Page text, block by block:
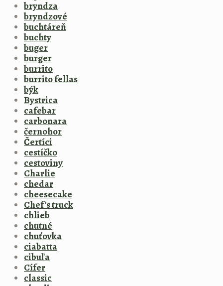
bryndza
bryndzové
buchtáreň
buchty
buger
burger
burrito
burrito fellas
býk
Bystrica
cafebar
carbonara
černohor
Čertíci
cestíčko
cestoviny
Charlie
chedar
cheesecake
Chef's truck
chlieb
chutné
chuťovka
ciabatta
cibuľa
Cífer
classic